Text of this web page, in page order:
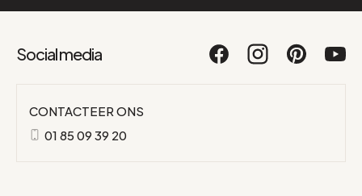
Social media
CONTACTEER ONS
01 85 09 39 20